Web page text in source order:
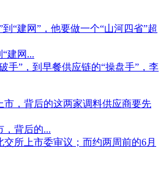
建网...
手”，到早餐供应链的“操盘手”，李
，背后的...
所上市委审议；而约两周前的6月